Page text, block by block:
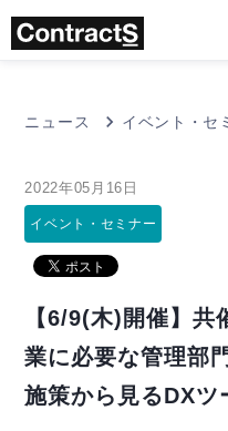
ニュース イベント・セ
2022年05月16日
イベント・セミナー
【6/9(木)開催】
業に必要な管理部
施策から見るDXツ